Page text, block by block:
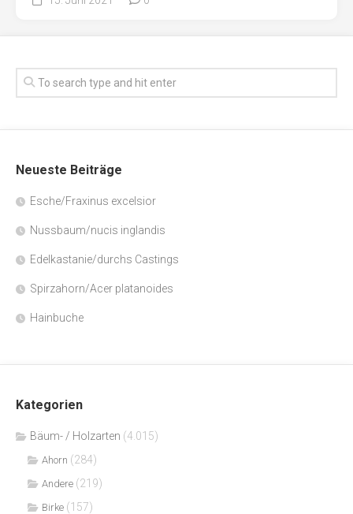
Neueste Beiträge
Esche/Fraxinus excelsior
Nussbaum/nucis inglandis
Edelkastanie/durchs Castings
Spirzahorn/Acer platanoides
Hainbuche
Kategorien
Bäum- / Holzarten (4.015)
Ahorn (284)
Andere (219)
Birke (157)